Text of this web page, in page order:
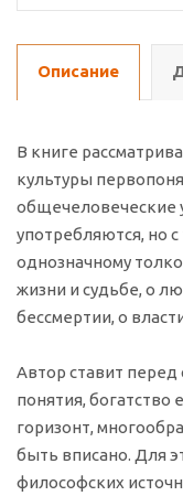
Описание
В книге
культуры
общечеловеческие
употребляются, но
однозначному
жизни и судьбе, о
бессмертии, o
Автор ставит перед
понятия, богатство
горизонт,
быть вписано. Для
философских